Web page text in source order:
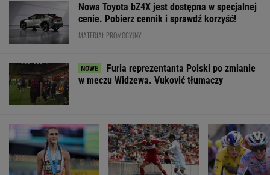
Nowa Toyota bZ4X jest dostępna w specjalnej
cenie. Pobierz cennik i sprawdź korzyść!
MATERIAŁ PROMOCYJNY
Furia reprezentanta Polski po zmianie
w meczu Widzewa. Vuković tłumaczy